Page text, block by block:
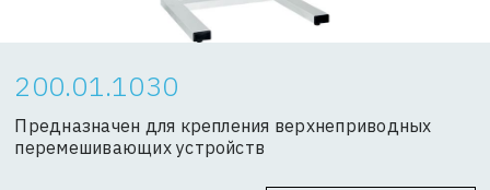
200.01.1030
Предназначен для крепления верхнеприводных
перемешивающих устройств